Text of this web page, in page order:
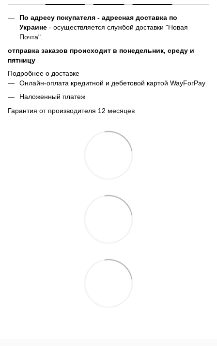
По адресу покупателя - адресная доставка по
Украине - осуществляется службой доставки "Новая
Почта".
отправка заказов происходит в понедельник, среду и
пятницу
Подробнее о доставке
Онлайн-оплата кредитной и дебетовой картой WayForPay
Наложенный платеж
Гарантия от производителя 12 месяцев